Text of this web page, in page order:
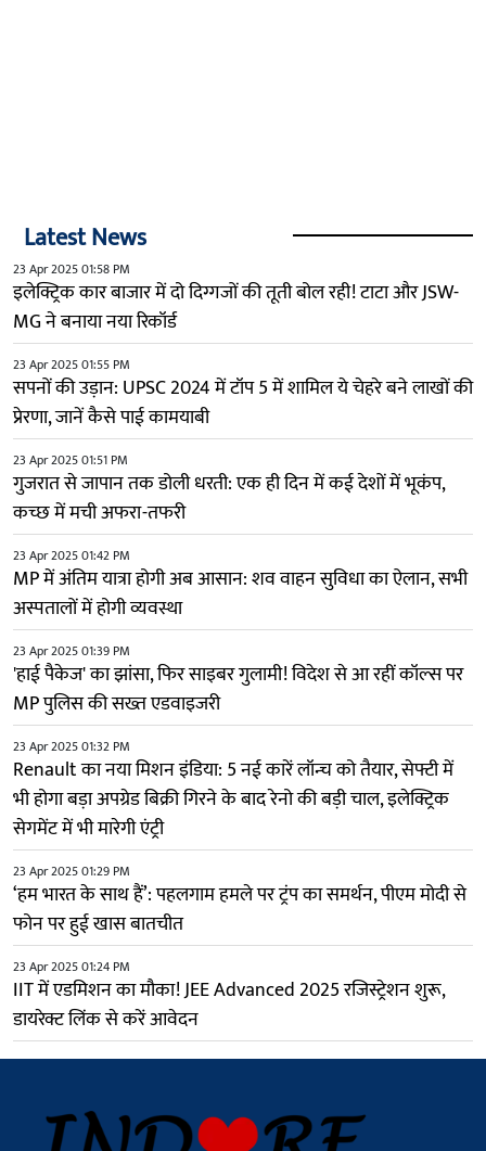
Latest News
23 Apr 2025 01:58 PM
इलेक्ट्रिक कार बाजार में दो दिग्गजों की तूती बोल रही! टाटा और JSW-
MG ने बनाया नया रिकॉर्ड
23 Apr 2025 01:55 PM
सपनों की उड़ान: UPSC 2024 में टॉप 5 में शामिल ये चेहरे बने लाखों की
प्रेरणा, जानें कैसे पाई कामयाबी
23 Apr 2025 01:51 PM
गुजरात से जापान तक डोली धरती: एक ही दिन में कई देशों में भूकंप,
कच्छ में मची अफरा-तफरी
23 Apr 2025 01:42 PM
MP में अंतिम यात्रा होगी अब आसान: शव वाहन सुविधा का ऐलान, सभी
अस्पतालों में होगी व्यवस्था
23 Apr 2025 01:39 PM
'हाई पैकेज' का झांसा, फिर साइबर गुलामी! विदेश से आ रहीं कॉल्स पर
MP पुलिस की सख्त एडवाइजरी
23 Apr 2025 01:32 PM
Renault का नया मिशन इंडिया: 5 नई कारें लॉन्च को तैयार, सेफ्टी में
भी होगा बड़ा अपग्रेड बिक्री गिरने के बाद रेनो की बड़ी चाल, इलेक्ट्रिक
सेगमेंट में भी मारेगी एंट्री
23 Apr 2025 01:29 PM
‘हम भारत के साथ हैं’: पहलगाम हमले पर ट्रंप का समर्थन, पीएम मोदी से
फोन पर हुई खास बातचीत
23 Apr 2025 01:24 PM
IIT में एडमिशन का मौका! JEE Advanced 2025 रजिस्ट्रेशन शुरू,
डायरेक्ट लिंक से करें आवेदन